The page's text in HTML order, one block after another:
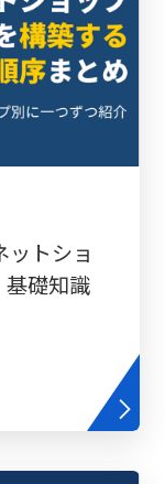
ットショ
基礎知識